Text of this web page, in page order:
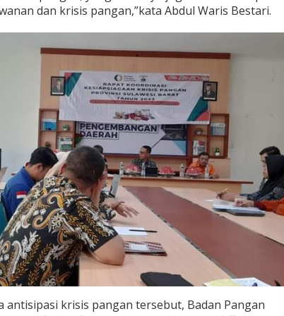
dan krisis pangan,”kata Abdul Waris Bestari.
antisipasi krisis pangan tersebut, Badan Pangan